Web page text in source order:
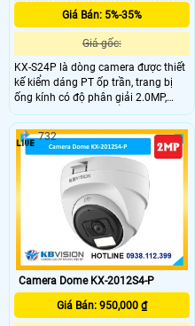
Giá Bán: 5%-35%
Giá gốc:
KX-S24P là dòng camera được thiết
kế kiểm dáng PT ốp trần, trang bị
ống kính có độ phân giải 2.0MP,
cảm biến Cmos , chuẩn nén H.265+
giúp tiết kiệm băng thông khi lưu
trữ, hỗ trợ PoE, tích hợp micro và loa
đàm thoại 2 chiều, nhìn hình ảnh có
màu vao ban đêm
Camera Dome KX-2012S4-P
Giá Bán: 950,000 ₫
732